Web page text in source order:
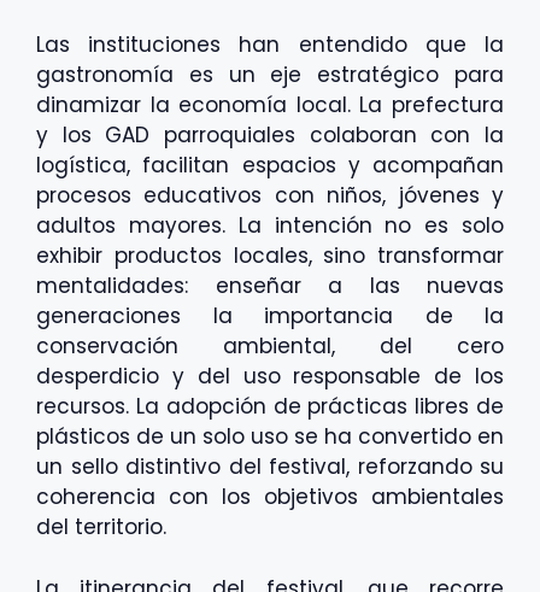
Las instituciones han entendido que la
gastronomía es un eje estratégico para
dinamizar la economía local. La prefectura
y los GAD parroquiales colaboran con la
logística, facilitan espacios y acompañan
procesos educativos con niños, jóvenes y
adultos mayores. La intención no es solo
exhibir productos locales, sino transformar
mentalidades: enseñar a las nuevas
generaciones la importancia de la
conservación ambiental, del cero
desperdicio y del uso responsable de los
recursos. La adopción de prácticas libres de
plásticos de un solo uso se ha convertido en
un sello distintivo del festival, reforzando su
coherencia con los objetivos ambientales
del territorio.